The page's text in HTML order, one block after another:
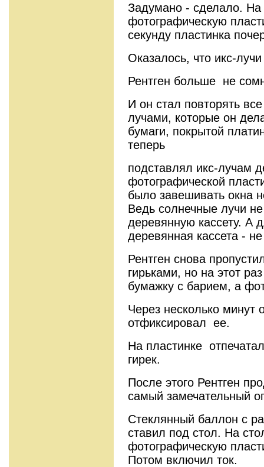
Задумано - сделало. На
фотографическую
секунду пластинка
Оказалось, что икс-
Рентген больше не
И он стал повторять
лучами, которые он
бумаги, покрытой
теперь
подставлял икс-лучам
фотографической
было завеши­вать окна
Ведь солнечные лучи
деревянную кассету. А
деревянная кассета -
Рентген снова
гирьками, но на этот
бумажку с барием, а
Через несколько минут
отфиксировал ее.
На пластинке
гирек.
После этого Рентген
самый замечательный
Стеклянный баллон с
ставил под стол. На
фотографическую
Потом включил ток.